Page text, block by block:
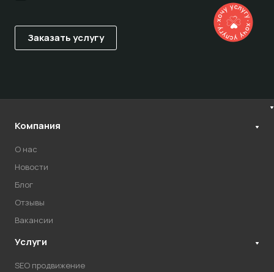
Компания
О нас
Новости
Блог
Отзывы
Вакансии
Услуги
SEO продвижение